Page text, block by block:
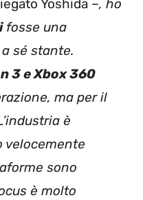
Yoshida –, ho
fosse una
sé stante.
3 e Xbox 360
ma per il
è
velocemente
sono
è molto